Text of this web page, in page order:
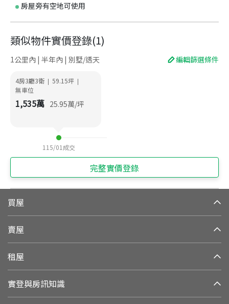
房屋旁有空地可使用
類似物件實價登錄(1)
1公里內 | 半年內 | 別墅/透天 編輯篩選條件
4房3廳3衛 | 59.15坪 |
無車位
1,535萬 25.95萬/坪
115/01 成交
完整實價登錄
買屋
賣屋
租屋
實登與房訊知識